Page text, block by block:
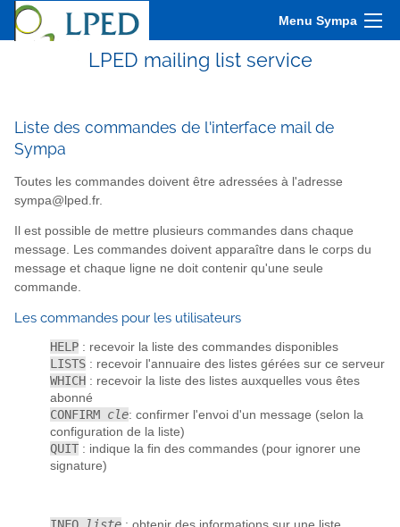
Menu Sympa
LPED mailing list service
Liste des commandes de l'interface mail de
Sympa
Toutes les commandes doivent être adressées à l'adresse
sympa@lped.fr.
Il est possible de mettre plusieurs commandes dans chaque
message. Les commandes doivent apparaître dans le corps du
message et chaque ligne ne doit contenir qu'une seule
commande.
Les commandes pour les utilisateurs
HELP : recevoir la liste des commandes disponibles
LISTS : recevoir l'annuaire des listes gérées sur ce serveur
WHICH : recevoir la liste des listes auxquelles vous êtes
abonné
CONFIRM cle: confirmer l'envoi d'un message (selon la
configuration de la liste)
QUIT : indique la fin des commandes (pour ignorer une
signature)
INFO liste